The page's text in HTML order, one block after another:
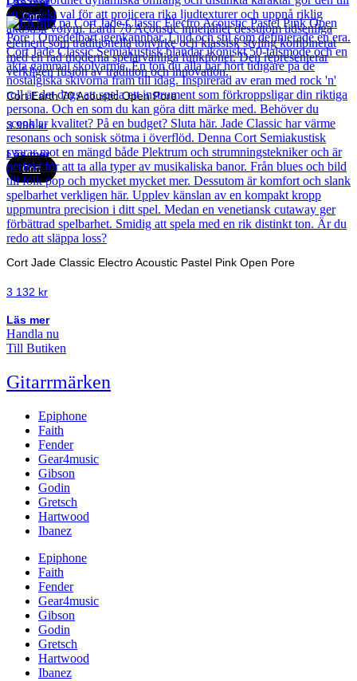
Cort
Cort Earth 70 Acoustic Open Pore
3 990kr
Läs mer
Cort
Cort Jade Classic Electro Acoustic Pastel Pink Open Pore
3 132 kr
Läs mer
Handla nu
Till Butiken
Gitarrmärken
Epiphone
Faith
Fender
Gear4music
Gibson
Godin
Gretsch
Hartwood
Ibanez
Epiphone
Faith
Fender
Gear4music
Gibson
Godin
Gretsch
Hartwood
Ibanez